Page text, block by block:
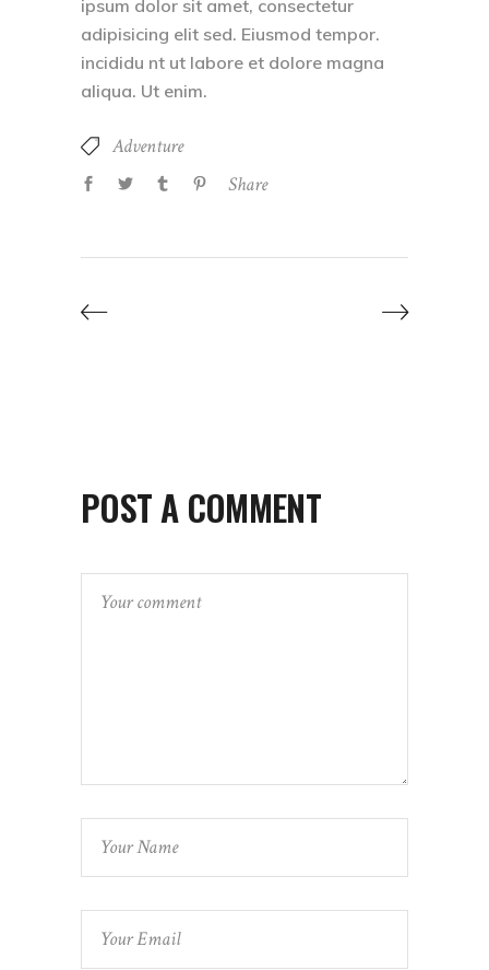
ipsum dolor sit amet, consectetur
adipisicing elit sed. Eiusmod tempor.
incididu nt ut labore et dolore magna
aliqua. Ut enim.
Adventure
Share
POST A COMMENT